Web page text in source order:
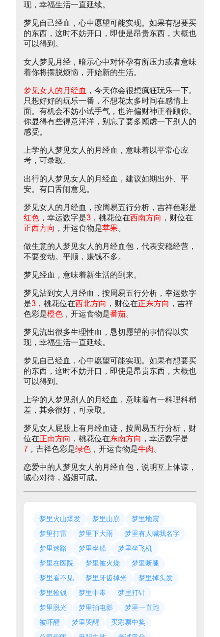
现，幸福生活一直延续。
梦见自己经血，心中愿望可能实现。如果有想要买
的东西，这时不妨开口，即使是昂贵东西，大概也
可以得到。
女人梦见月经，暗示心中对怀孕有所压力或者意味
着你将摆脱烦恼，开始新的生活。
梦见女人的月经血 ，今天你会很想疯狂玩乐一下。
只想好好的玩乐一番，不想花太多时间在感情上
面。有机会不妨小试手气，也许偏财神正眷顾你。
你显得有些得意洋洋，别忘了要多顾虑一下别人的
感受。
上学的人梦见女人的月经血，意味着以平常心应
考，可录取。
出行的人梦见女人的月经血，建议如期出外、平
安。有口舌闹意见。
梦见女人的月经血，按周易五行分析，吉祥色彩是
红色 ，幸运数字是3 ，桃花位在西南方向 ，财位在
正西方向 ，开运食物是苹果。
做生意的人梦见女人的月经血包，代表安稳经营，
不要变动。平顺，赚钱不多。
梦见经血，意味着新生活的到来。
梦见沾到女人月经血，按周易五行分析，幸运数字
是3 ，桃花位在西北方向 ，财位在正东方向 ，吉祥
色彩是橙色 ，开运食物是番茄。
梦见流出很多生理性血，恳切愿望的事情得以实
现，幸福生活一直延续。
梦见自己经血，心中愿望可能实现。如果有想要买
的东西，这时不妨开口，即使是昂贵东西，大概也
可以得到。
上学的人梦见别人的月经血，意味着有一科理科稍
差，其余很好，可录取。
梦见女人屁股上有月经血迹，按周易五行分析，财
位在正南方向 ，桃花位在东南方向 ，幸运数字是
7 ，吉祥色彩是绿色 ，开运食物是牛肉。
恋爱中的人梦见女人的月经血包，说明互上体谅，
诚心对待，婚姻可成。
梦里火山爆发 梦里山崩
梦里地震
梦里打雷
梦里下大雨
梦里有人喊我名字
梦里迷路
梦里坐船
梦里坐飞机
梦里在医院
梦里被火烧
梦里断腿
梦里看不见
梦里牙齿掉光
梦里掉头发
梦里捡钱
梦里中毒
梦里打针
梦里脱光
梦里拍电影
梦里一直跑
被吓醒
梦里哭醒
买彩票中奖